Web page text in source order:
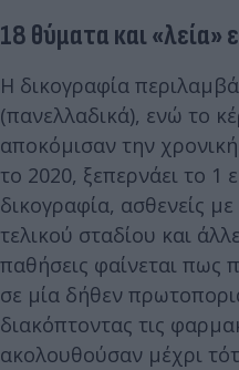
18 θύματα και «λεία»
Η δικογραφία
(πανελλαδικά), ενώ το
αποκόμισαν την
το 2020, ξεπερνάει το 1
δικογραφία, ασθενείς
τελικού σταδίου και
παθήσεις φαίνεται πως
σε μία δήθεν
διακόπτοντας τις
ακολουθούσαν μέχρι